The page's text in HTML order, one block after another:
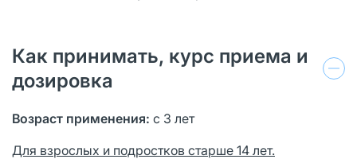
Как принимать, курс приема и
дозировка
Возраст применения: с 3 лет
Для взрослых и подростков старше 14 лет.